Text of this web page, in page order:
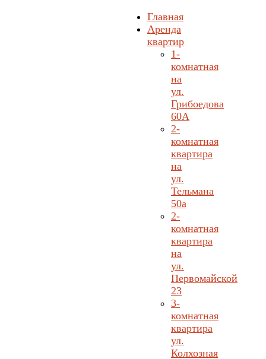
Главная
Аренда
квартир
1-
комнатная
на
ул.
Грибоедова
60А
2-
комнатная
квартира
на
ул.
Тельмана
50а
2-
комнатная
квартира
на
ул.
Первомайской
23
3-
комнатная
квартира
ул.
Колхозная